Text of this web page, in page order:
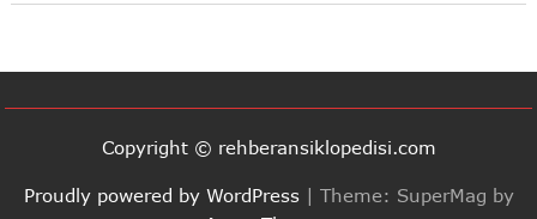
Copyright © rehberansiklopedisi.com
Proudly powered by WordPress | Theme: SuperMag by